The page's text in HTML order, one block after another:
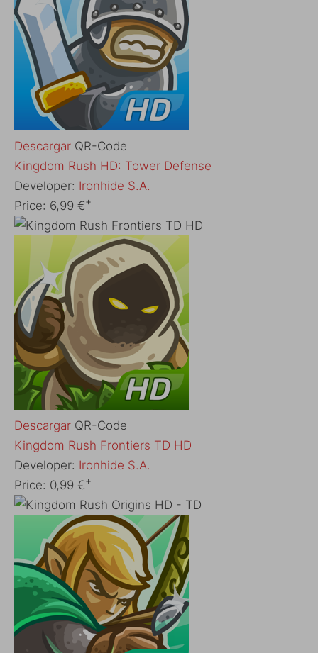
Descargar QR-Code
‎Kingdom Rush HD: Tower Defense
Developer: Ironhide S.A.
Price: 6,99 €+
Descargar QR-Code
‎Kingdom Rush Frontiers TD HD
Developer: Ironhide S.A.
Price: 0,99 €+